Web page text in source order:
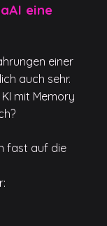
eine
einer
auch sehr.
mit Memory
fast auf die